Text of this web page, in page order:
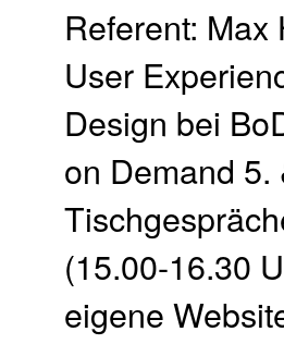
Referent: Max
User
Design bei
on Demand 5.
(15.00-16.30
eigene